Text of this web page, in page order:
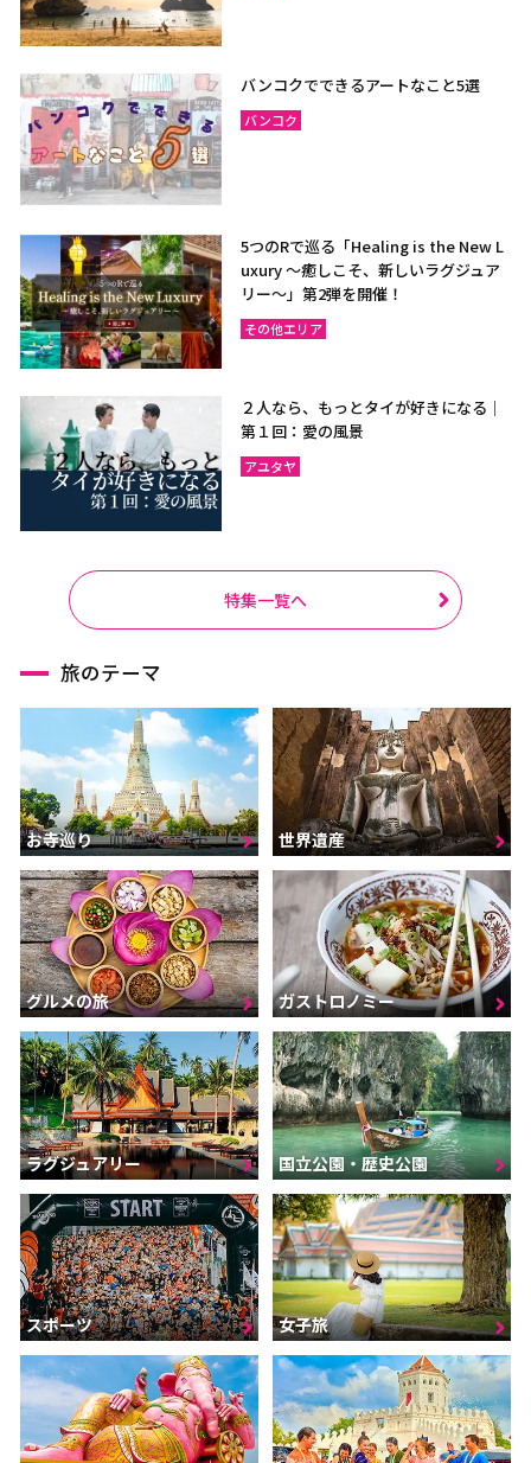
バンコクでできるアートなこと5選
バンコク
5つのRで巡る「Healing is the New L
uxury ～癒しこそ、新しいラグジュア
リー〜」第2弾を開催！
その他エリア
２人なら、もっとタイが好きになる｜
第１回：愛の風景
アユタヤ
特集一覧へ
旅のテーマ
お寺巡り 世界遺産
グルメの旅 ガストロノミー
ラグジュアリー 国立公園・歴史公園
スポーツ 女子旅